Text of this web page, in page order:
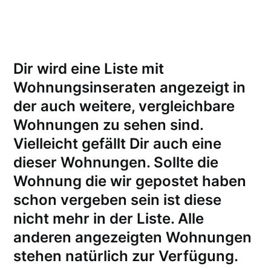
Dir wird eine Liste mit
Wohnungsinseraten angezeigt in
der auch weitere, vergleichbare
Wohnungen zu sehen sind.
Vielleicht gefällt Dir auch eine
dieser Wohnungen. Sollte die
Wohnung die wir gepostet haben
schon vergeben sein ist diese
nicht mehr in der Liste. Alle
anderen angezeigten Wohnungen
stehen natürlich zur Verfügung.